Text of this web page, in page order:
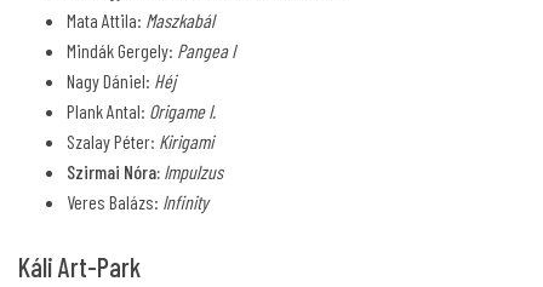
Mata Attila: Maszkabál
Mindák Gergely: Pangea I
Nagy Dániel: Héj
Plank Antal: Origame I.
Szalay Péter: Kirigami
Szirmai Nóra: Impulzus
Veres Balázs: Infinity
Káli Art-Park